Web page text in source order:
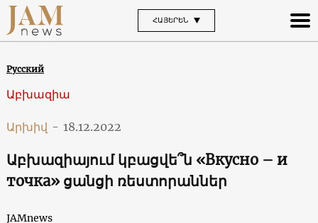
ՀԱՅԵՐԵՆ
Русский
Աբխազիա
Արխիվ - 18.12.2022
Աբխազիայում կբացվե՞ն «Вкусно – и
точка» ցանցի ռեստորաններ
JAMnews